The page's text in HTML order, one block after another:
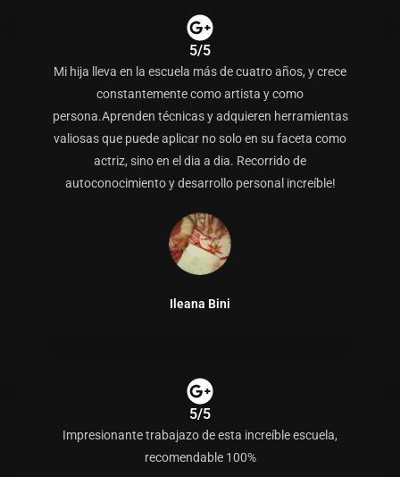
5/5
Mi hija lleva en la escuela más de cuatro años, y crece
constantemente como artista y como
persona.Aprenden técnicas y adquieren herramientas
valiosas que puede aplicar no solo en su faceta como
actriz, sino en el dia a dia. Recorrido de
autoconocimiento y desarrollo personal increíble!
Ileana Bini
5/5
Impresionante trabajazo de esta increíble escuela,
recomendable 100%